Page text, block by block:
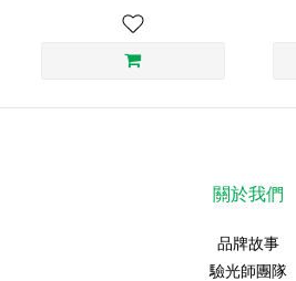
關於我們
品牌故事
驗光師團隊